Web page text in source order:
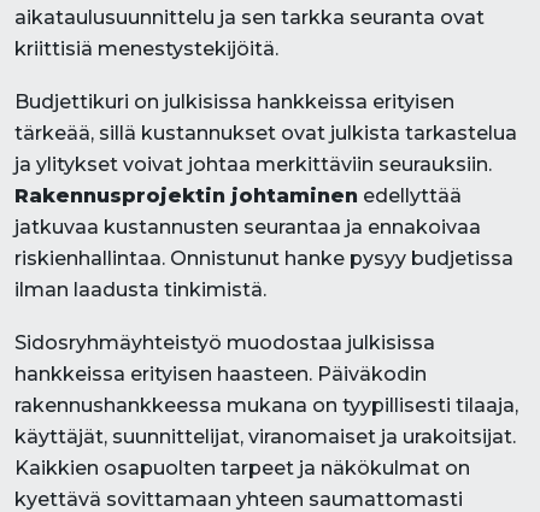
aikataulusuunnittelu ja sen tarkka seuranta ovat
kriittisiä menestystekijöitä.
Budjettikuri on julkisissa hankkeissa erityisen
tärkeää, sillä kustannukset ovat julkista tarkastelua
ja ylitykset voivat johtaa merkittäviin seurauksiin.
Rakennusprojektin johtaminen edellyttää
jatkuvaa kustannusten seurantaa ja ennakoivaa
riskienhallintaa. Onnistunut hanke pysyy budjetissa
ilman laadusta tinkimistä.
Sidosryhmäyhteistyö muodostaa julkisissa
hankkeissa erityisen haasteen. Päiväkodin
rakennushankkeessa mukana on tyypillisesti tilaaja,
käyttäjät, suunnittelijat, viranomaiset ja urakoitsijat.
Kaikkien osapuolten tarpeet ja näkökulmat on
kyettävä sovittamaan yhteen saumattomasti